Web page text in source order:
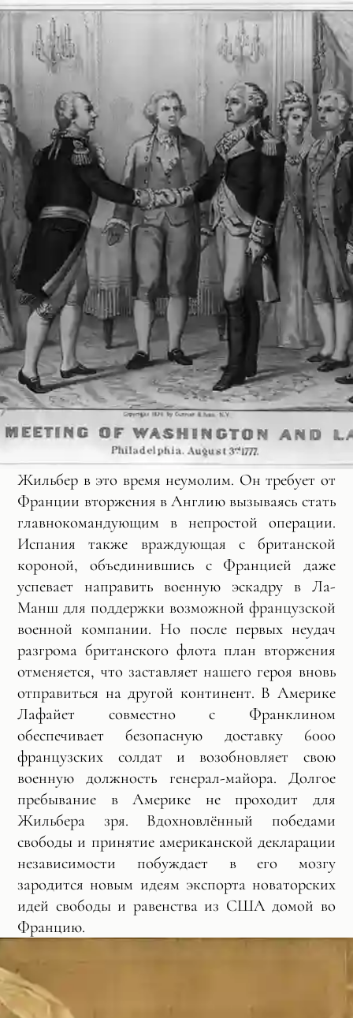
Жильбер в это время неумолим. Он требует от
Франции вторжения в Англию вызываясь стать
главнокомандующим в непростой операции.
Испания также враждующая с британской
короной, объединившись с Францией даже
успевает направить военную эскадру в Ла-
Манш для поддержки возможной французской
военной компании. Но после первых неудач
разгрома британского флота план вторжения
отменяется, что заставляет нашего героя вновь
отправиться на другой континент. В Америке
Лафайет совместно с Франклином
обеспечивает безопасную доставку 6000
французских солдат и возобновляет свою
военную должность генерал-майора. Долгое
пребывание в Америке не проходит для
Жильбера зря. Вдохновлённый победами
свободы и принятие американской декларации
независимости побуждает в его мозгу
зародится новым идеям экспорта новаторских
идей свободы и равенства из США домой во
Францию.